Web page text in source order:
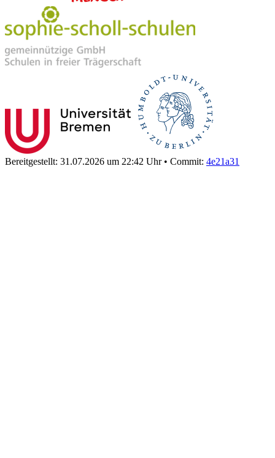
Bereitgestellt: 31.07.2026 um 22:42 Uhr • Commit: 4e21a31